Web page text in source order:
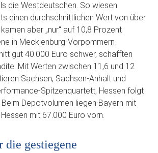
die Westdeutschen. So wiesen
einen durchschnittlichen Wert von über
aber „nur“ auf 10,8 Prozent
in Mecklenburg-Vorpommern
gut 40.000 Euro schwer, schafften
Mit Werten zwischen 11,6 und 12
Sachsen, Sachsen-Anhalt und
Spitzenquartett, Hessen folgt
Depotvolumen liegen Bayern mit
mit 67.000 Euro vorn.
die gestiegene